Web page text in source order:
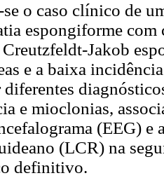
o caso clínico de
espongiforme
Creutzfeldt-Jakob
e a baixa
diferentes
e mioclonias,
(EEG)
(LCR) na
definitivo.